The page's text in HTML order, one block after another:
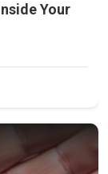
Your